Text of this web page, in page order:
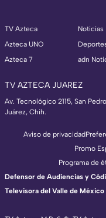
TV Azteca
Azteca UNO
Azteca 7
Noticias
adn
TV AZTECA JUAREZ
Av. Tecnológico 2115, San
Juárez, Chih.
Aviso de privacidad
Promo
Programa de
Defensor de Audiencias y
Televisora del Valle de México